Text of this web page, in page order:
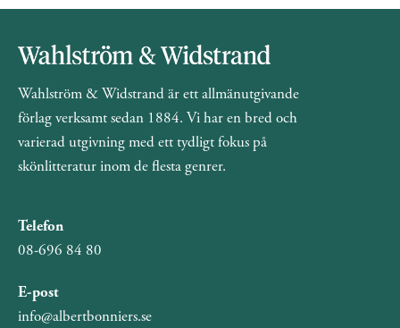
Wahlström & Widstrand är ett allmänutgivande
förlag verksamt sedan 1884. Vi har en bred och
varierad utgivning med ett tydligt fokus på
skönlitteratur inom de flesta genrer.
Telefon
08-696 84 80
E-post
info@albertbonniers.se